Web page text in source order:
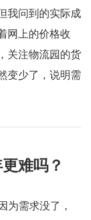
我问到的实际成
网上的价格收
关注物流园的货
变少了，说明需
难吗？
为需求没了，